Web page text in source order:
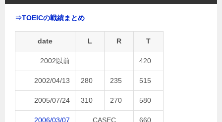
⇒TOEICの戦績まとめ
date L R T
2002以前 420
2002/04/13 280 235 515
2005/07/24 310 270 580
2006/03/07 CASEC 660